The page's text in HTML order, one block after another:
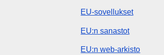
EU-sovellukset
EU:n sanastot
EU:n web-arkisto